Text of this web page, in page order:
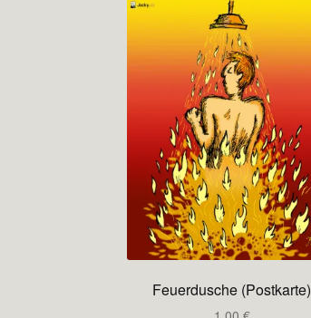
Feuerdusche (Postkarte)